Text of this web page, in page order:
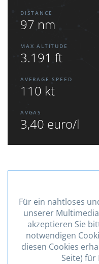
DISTANCE
97 nm
MAX ALTITUDE
3.191 ft
AVERAGE SPEED
110 kt
AVGAS
3,40 euro/l
Für ein nahtloses
unserer
akzeptieren Sie
notwendigen
diesen Cookies
Seite) für